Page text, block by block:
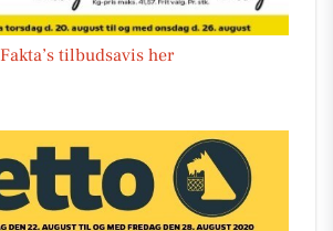
Fakta’s tilbudsavis her